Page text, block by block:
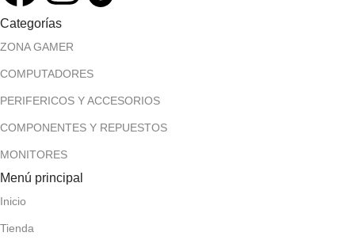
Categorías
ZONA GAMER
COMPUTADORES
PERIFERICOS Y ACCESORIOS
COMPONENTES Y REPUESTOS
MONITORES
Menú principal
Inicio
Tienda